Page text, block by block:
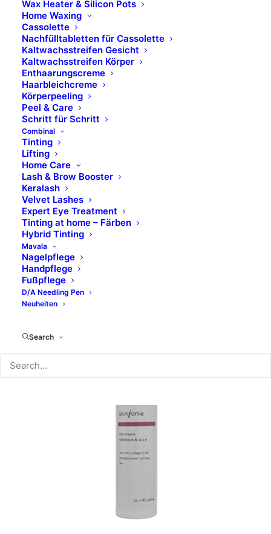
Wax Heater & Silicon Pots
Home Waxing
Cassolette
Nachfülltabletten für Cassolette
Kaltwachsstreifen Gesicht
Kaltwachsstreifen Körper
Enthaarungscreme
Haarbleichcreme
Körperpeeling
Peel & Care
Schritt für Schritt
Combinal
Tinting
Lifting
Home Care
Lash & Brow Booster
Keralash
Velvet Lashes
Expert Eye Treatment
Tinting at home – Färben
Hybrid Tinting
Mavala
Nagelpflege
Handpflege
Fußpflege
D/A Needling Pen
Neuheiten
Search
BILDER UND KONTAKTE
Entdecke weitere
Cremes:
SOS, Feuchtigkeits-Booster, Nacht-Creme &